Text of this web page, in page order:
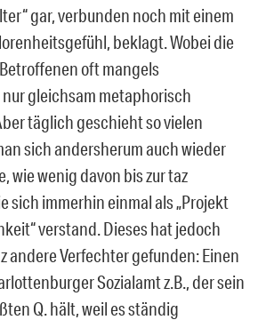
gar, verbunden noch mit einem
beklagt. Wobei die
oft mangels
gleichsam metaphorisch
täglich geschieht so vielen
sich andersherum auch wieder
wie wenig davon bis zur taz
sich immerhin einmal als „Projekt
verstand. Dieses hat jedoch
andere Verfechter gefunden: Einen
Sozialamt z.B., der sein
Q. hält, weil es ständig